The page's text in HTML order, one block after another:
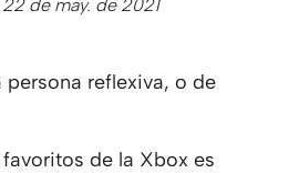
de may. de 2021
persona reflexiva, o de
de la Xbox es